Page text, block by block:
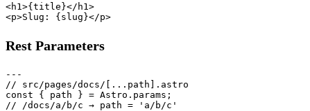
<h1>{title}</h1>
Rest Parameters
---
// src/pages/docs/[...path].astro
const { path } = Astro.params;
// /docs/a/b/c → path = 'a/b/c'